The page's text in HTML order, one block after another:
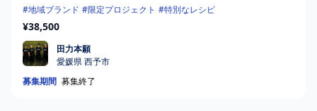
#地域ブランド #限定プロジェクト #特別なレシピ
¥38,500
田力本願田力本願
愛媛県 西予市
募集期間 募集終了